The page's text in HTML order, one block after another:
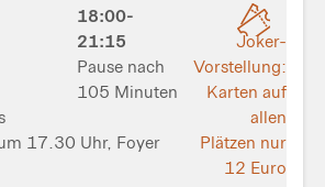
18:00-
21:15
Pause nach
105 Minuten
17.30 Uhr, Foyer
Joker-
Vorstellung:
Karten auf
allen
Plätzen nur
12 Euro